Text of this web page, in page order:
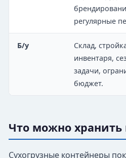
регулярные
Б/у
Склад,
инвентаря,
задачи,
бюджет.
Что можно хранить
Сухогрузные контейнеры